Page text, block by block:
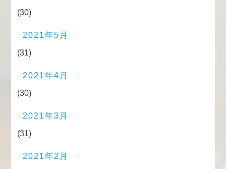
(30)
2021年5月
(31)
2021年4月
(30)
2021年3月
(31)
2021年2月